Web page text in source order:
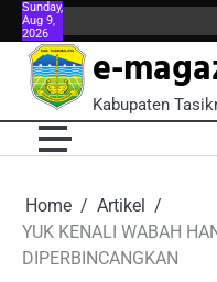
Skip
to
content
Sunday,
Aug 9,
2026
Us
Us
NowUs
e-
Kabupaten
Home
Artikel
YUK KENALI WABAH
DIPERBINCANGKAN